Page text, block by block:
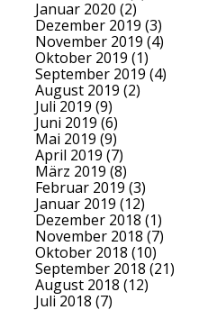
Januar 2020 (2)
Dezember 2019 (3)
November 2019 (4)
Oktober 2019 (1)
September 2019 (4)
August 2019 (2)
Juli 2019 (9)
Juni 2019 (6)
Mai 2019 (9)
April 2019 (7)
März 2019 (8)
Februar 2019 (3)
Januar 2019 (12)
Dezember 2018 (1)
November 2018 (7)
Oktober 2018 (10)
September 2018 (21)
August 2018 (12)
Juli 2018 (7)